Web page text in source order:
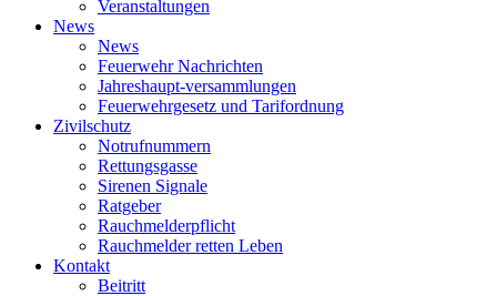
Veranstaltungen
News
News
Feuerwehr Nachrichten
Jahreshaupt-versammlungen
Feuerwehrgesetz und Tarifordnung
Zivilschutz
Notrufnummern
Rettungsgasse
Sirenen Signale
Ratgeber
Rauchmelderpflicht
Rauchmelder retten Leben
Kontakt
Beitritt